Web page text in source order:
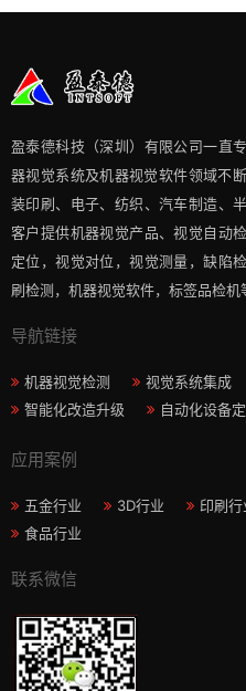
盈泰德科技（深圳）有限公司一直
器视觉系统及机器视觉软件领域不
装印刷、电子、纺织、汽车制造、
客户提供机器视觉产品、视觉自动
定位，视觉对位，视觉测量，缺陷
刷检测，机器视觉软件，标签品检机
导航链接
机器视觉检测 视觉系统集成
智能化改造升级
自动化设备
应用案例
五金行业 3D行业 印刷行
食品行业
联系微信